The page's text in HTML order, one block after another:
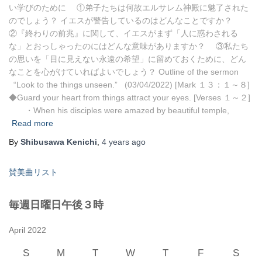
い学びのために ①弟子たちは何故エルサレム神殿に魅了された
のでしょう？ イエスが警告しているのはどんなことですか？
②『終わりの前兆』に関して、イエスがまず「人に惑わされる
な」とおっしゃったのにはどんな意味がありますか？ ③私たち
の思いを「目に見えない永遠の希望」に留めておくために、どん
なことを心がけていればよいでしょう？ Outline of the sermon
“Look to the things unseen.” (03/04/2022) [Mark １３：１～８]
◆Guard your heart from things attract your eyes. [Verses １～２]
・When his disciples were amazed by beautiful temple,
Read more
By Shibusawa Kenichi 4 years ago
賛美曲リスト
毎週日曜日午後３時
April 2022
S M T W T F S